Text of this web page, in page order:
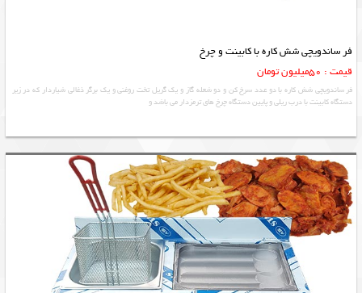
فر ساندویچی شش کاره با کابینت و چرخ
قیمت : 50میلیون تومان
فر ساندویچی شش کاره با دو عدد سرخ کن و دو شعله گاز و یک گریل تخت روغنی و یک برگر ذغالی شیاردار که در زیر
دستگاه کابینت با درب ریلی و پایین دستگاه چرخ های ترمزدار می باشد و